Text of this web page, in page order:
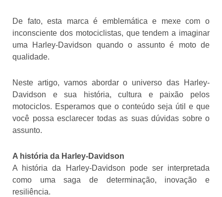
De fato, esta marca é emblemática e mexe com o
inconsciente dos motociclistas, que tendem a imaginar
uma Harley-Davidson quando o assunto é moto de
qualidade.
Neste artigo, vamos abordar o universo das Harley-
Davidson e sua história, cultura e paixão pelos
motociclos. Esperamos que o conteúdo seja útil e que
você possa esclarecer todas as suas dúvidas sobre o
assunto.
A história da Harley-Davidson
A história da Harley-Davidson pode ser interpretada
como uma saga de determinação, inovação e
resiliência.